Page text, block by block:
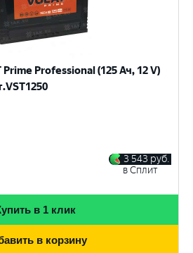
Professional (125 Ач, 12 V)
3 543 руб.
в Сплит
в 1 клик
в корзину